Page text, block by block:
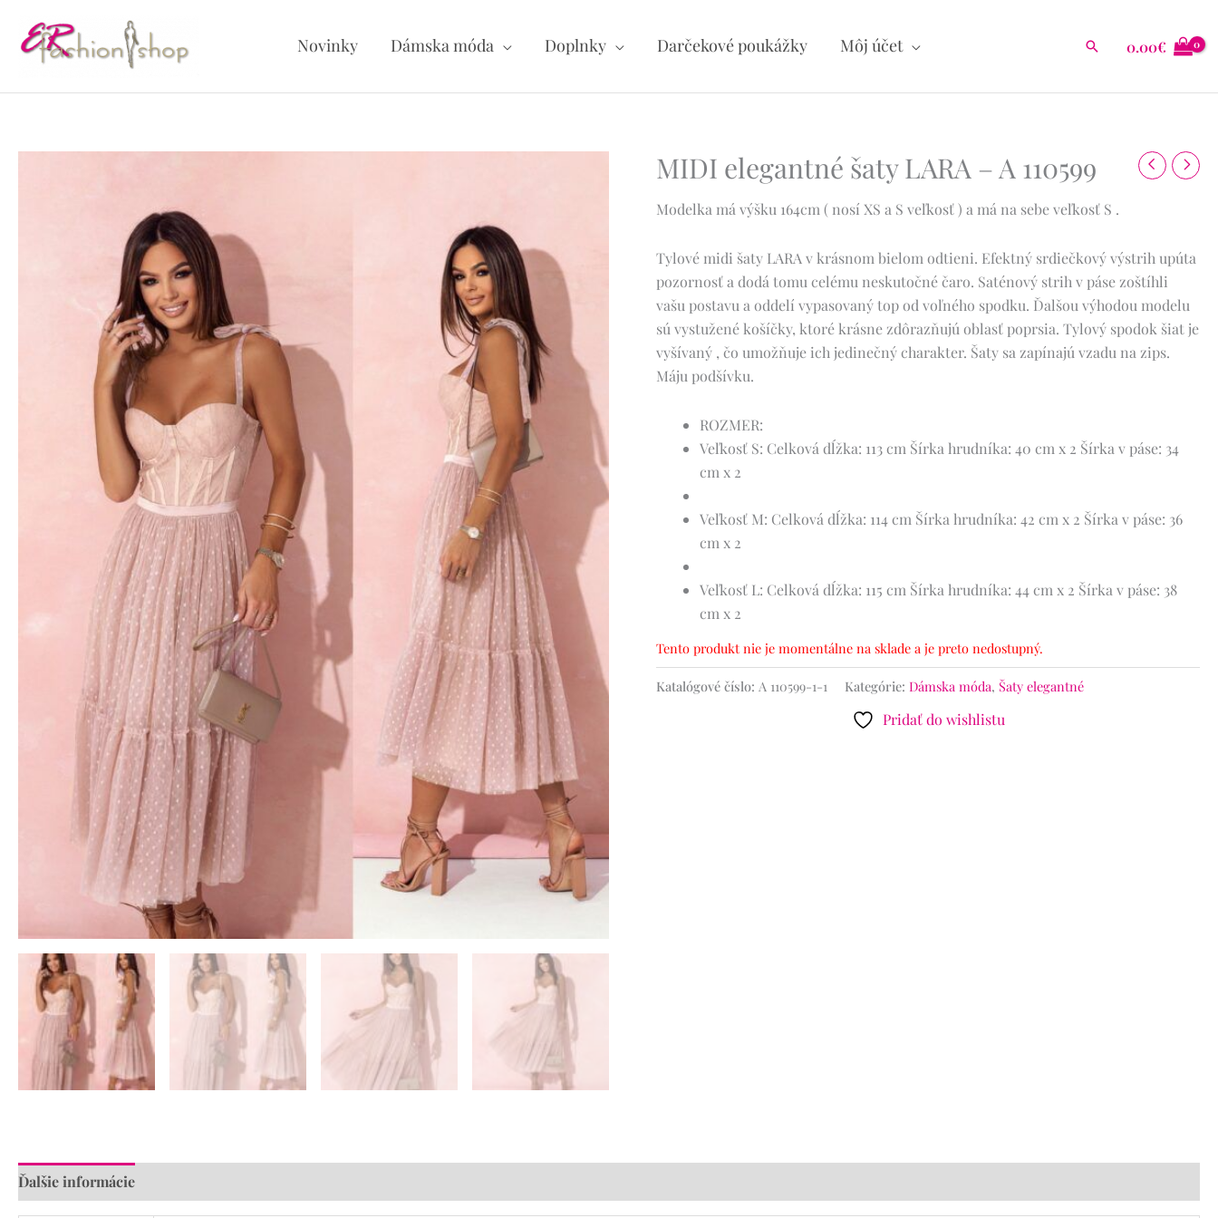
obsah
Novinky Dámska móda Doplnky Darčekové poukážky Môj účet Hľadať0.00€
MIDI elegantné šaty LARA – A 110599
Modelka má výšku 164cm ( nosí XS a S veľkosť ) a má na sebe veľkosť S .
Tylové midi šaty LARA v krásnom bielom odtieni. Efektný srdiečkový výstrih upúta
pozornosť a dodá tomu celému neskutočné čaro. Saténový strih v páse zoštíhli
vašu postavu a oddelí vypasovaný top od voľného spodku. Ďalšou výhodou modelu
sú vystužené košíčky, ktoré krásne zdôrazňujú oblasť poprsia. Tylový spodok šiat je
vyšívaný , čo umožňuje ich jedinečný charakter. Šaty sa zapínajú vzadu na zips.
Máju podšívku.
ROZMER:
Veľkosť S: Celková dĺžka: 113 cm Šírka hrudníka: 40 cm x 2 Šírka v páse: 34
cm x 2
Veľkosť M: Celková dĺžka: 114 cm Šírka hrudníka: 42 cm x 2 Šírka v páse: 36
cm x 2
Veľkosť L: Celková dĺžka: 115 cm Šírka hrudníka: 44 cm x 2 Šírka v páse: 38
cm x 2
Tento produkt nie je momentálne na sklade a je preto nedostupný.
Katalógové číslo: A 110599-1-1 Kategórie: Dámska móda, Šaty elegantné
Pridať do wishlistu
Ďalšie informácie